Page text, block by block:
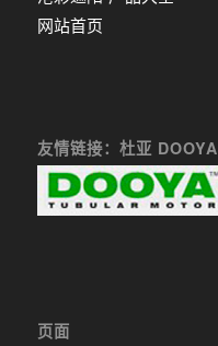
网站首页
友情链接：杜亚 DOOYA
页面